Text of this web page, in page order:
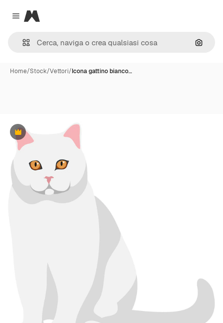
Close menu
Magnific
Cerca
Home/Stock/Vettori/Icona gattino bianco…
Premium